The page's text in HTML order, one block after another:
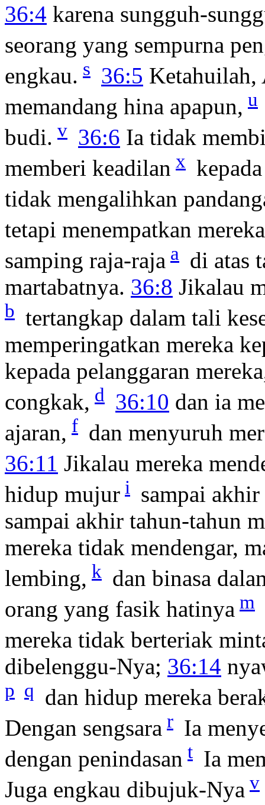
36:4 karena sungguh-
seorang yang sempurna
engkau. s 36:5 Ketahuilah,
memandang hina apapun, u
budi. v 36:6 Ia tidak
memberi keadilan x
tidak mengalihkan
tetapi menempatkan
samping raja-raja a di atas
martabatnya. 36:8 Jikalau
b tertangkap dalam tali
memperingatkan mereka
kepada pelanggaran
congkak, d 36:10 dan ia
ajaran, f dan menyuruh
36:11 Jikalau mereka
hidup mujur i
sampai
sampai akhir tahun-tahun
mereka tidak mendengar,
lembing, k dan binasa
orang yang fasik hatinya m
mereka tidak berteriak
dibelenggu-Nya; 36:14
p q dan hidup mereka
Dengan sengsara r Ia
dengan penindasan t Ia
Juga engkau dibujuk-Nya v